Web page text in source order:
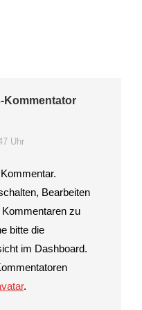
Kommentator
Uhr
Bearbeiten
zu
bitte die
im Dashboard.
.